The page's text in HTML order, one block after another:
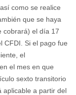
como se realice
que se haya
cobrará) el día 17
CFDI. Si el pago fue
el
el mes en que
sexto transitorio
aplicable a partir del